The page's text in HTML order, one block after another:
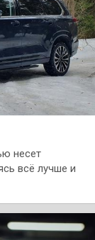
несет
всё лучше и